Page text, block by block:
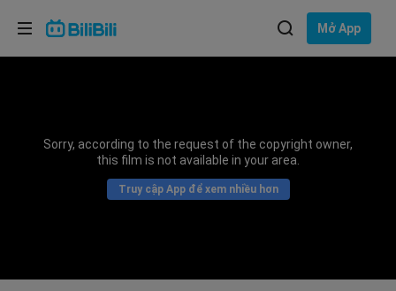
Mở App
Sorry, according to the request of the copyright owner,
this film is not available in your area.
Truy cập App để xem nhiều hơn
Lựa chọn ngôn ngữ
Bahasa Indonesia